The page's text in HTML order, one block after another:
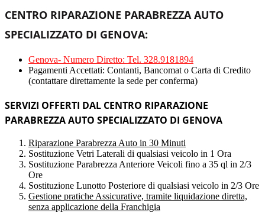
CENTRO RIPARAZIONE PARABREZZA AUTO
SPECIALIZZATO DI GENOVA:
Genova- Numero Diretto: Tel. 328.9181894
Pagamenti Accettati: Contanti, Bancomat o Carta di Credito
(contattare direttamente la sede per conferma)
SERVIZI OFFERTI DAL CENTRO RIPARAZIONE
PARABREZZA AUTO SPECIALIZZATO DI GENOVA
Riparazione Parabrezza Auto in 30 Minuti
Sostituzione Vetri Laterali di qualsiasi veicolo in 1 Ora
Sostituzione Parabrezza Anteriore Veicoli fino a 35 ql in 2/3
Ore
Sostituzione Lunotto Posteriore di qualsiasi veicolo in 2/3 Ore
Gestione pratiche Assicurative, tramite liquidazione diretta,
senza applicazione della Franchigia